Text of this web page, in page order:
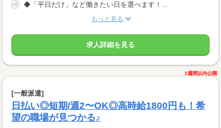
◆「平日だけ」など働きたい日を選べます！...
もっと見る
求人詳細を見る
1週間以内公開
[一般派遣]
日払い◎短期/週2〜OK◎高時給1800円も！希
望の職場が見つかる♪